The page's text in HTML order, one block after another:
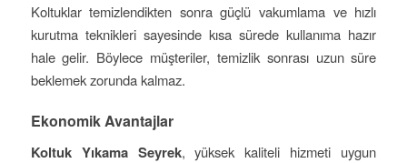
Koltuklar temizlendikten sonra güçlü vakumlama ve hızlı
kurutma teknikleri sayesinde kısa sürede kullanıma hazır
hale gelir. Böylece müşteriler, temizlik sonrası uzun süre
beklemek zorunda kalmaz.
Ekonomik Avantajlar
Koltuk Yıkama Seyrek, yüksek kaliteli hizmeti uygun